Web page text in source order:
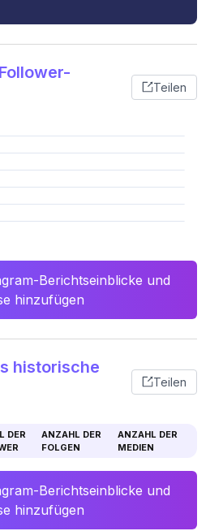
Teilen
Berichtseinblicke und
hinzufügen
historische
Teilen
DER
ANZAHL DER
FOLGEN
ANZAHL DER
MEDIEN
Berichtseinblicke und
hinzufügen